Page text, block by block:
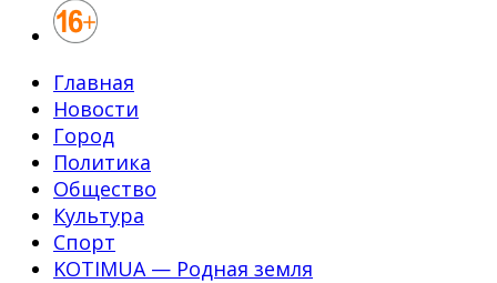
Главная
Новости
Город
Политика
Общество
Культура
Спорт
KOTIMUA — Родная земля